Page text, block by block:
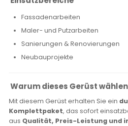
Fassadenarbeiten
Maler- und Putzarbeiten
Sanierungen & Renovierungen
Neubauprojekte
Warum dieses Gerüst
Mit diesem Gerüst erhalten Sie ein
Komplettpaket, das sofort
aus Qualität, Preis-Leistung und